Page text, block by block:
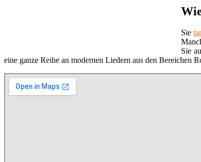
Sie
Sie
eine ganze Reihe an modernen Liedern aus den Bereichen